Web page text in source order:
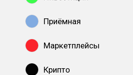
Приёмная
Маркетплейсы
Крипто